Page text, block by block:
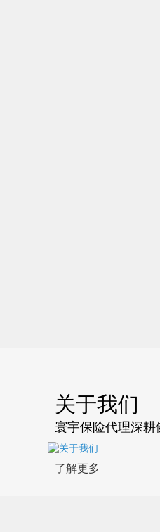
关于我们
寰宇保险代理深
了解更多